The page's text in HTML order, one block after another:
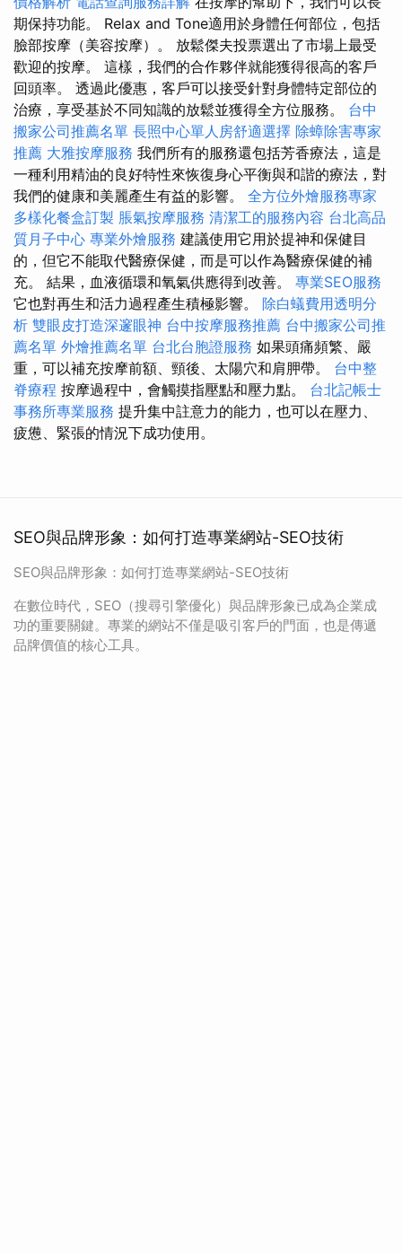
期保持功能。 Relax and Tone適用於身體任何部位，包括
臉部按摩（美容按摩）。 放鬆傑夫投票選出了市場上最受
歡迎的按摩。 這樣，我們的合作夥伴就能獲得很高的客戶
回頭率。 透過此優惠，客戶可以接受針對身體特定部位的
治療，享受基於不同知識的放鬆並獲得全方位服務。 台中
搬家公司推薦名單 長照中心單人房舒適選擇 除蟑除害專家
推薦 大雅按摩服務 我們所有的服務還包括芳香療法，這是
一種利用精油的良好特性來恢復身心平衡與和諧的療法，對
我們的健康和美麗產生有益的影響。 全方位外燴服務專家
多樣化餐盒訂製 脹氣按摩服務 清潔工的服務內容 台北高品
質月子中心 專業外燴服務 建議使用它用於提神和保健目
的，但它不能取代醫療保健，而是可以作為醫療保健的補
充。 結果，血液循環和氧氣供應得到改善。 專業SEO服務
它也對再生和活力過程產生積極影響。 除白蟻費用透明分
析 雙眼皮打造深邃眼神 台中按摩服務推薦 台中搬家公司推
薦名單 外燴推薦名單 台北台胞證服務 如果頭痛頻繁、嚴
重，可以補充按摩前額、頸後、太陽穴和肩胛帶。 台中整
脊療程 按摩過程中，會觸摸指壓點和壓力點。 台北記帳士
事務所專業服務 提升集中註意力的能力，也可以在壓力、
疲憊、緊張的情況下成功使用。
SEO與品牌形象：如何打造專業網站-SEO技術
SEO與品牌形象：如何打造專業網站-SEO技術
在數位時代，SEO（搜尋引擎優化）與品牌形象已成為企業成
功的重要關鍵。專業的網站不僅是吸引客戶的門面，也是傳遞
品牌價值的核心工具。